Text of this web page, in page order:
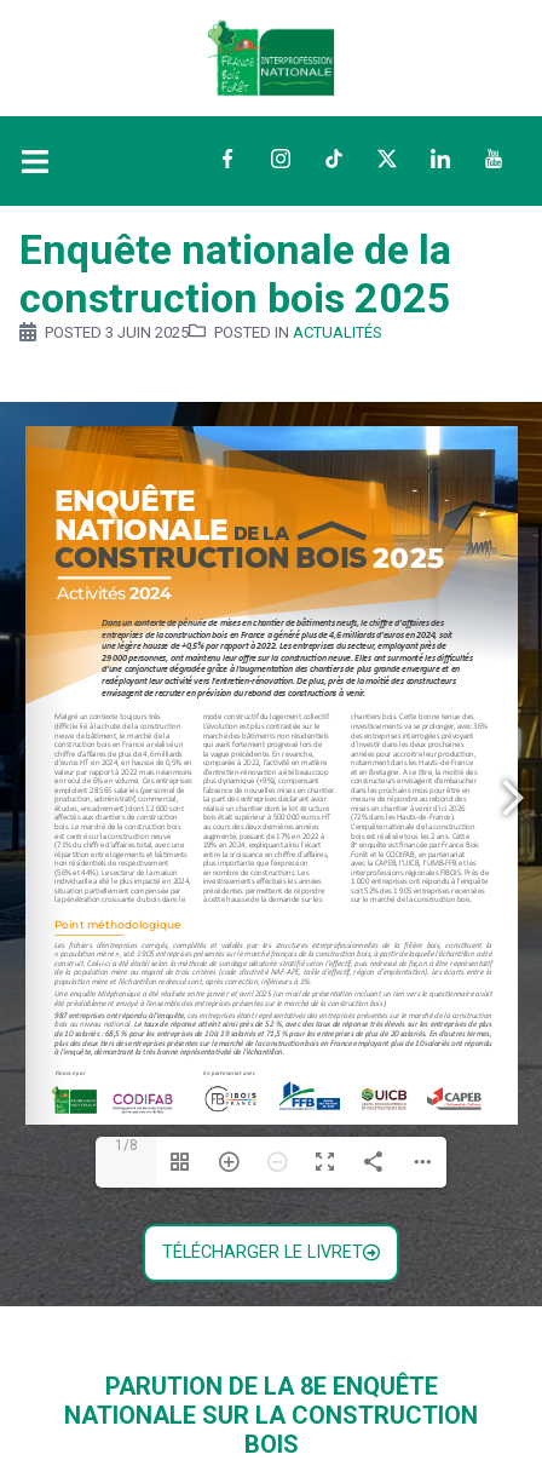
FacebookInstagramTikTokTwitterLinkedIn
Enquête nationale de la
construction bois 2025
POSTED 3 JUIN 2025 POSTED IN ACTUALITÉS
1/8
TÉLÉCHARGER LE LIVRET
PARUTION DE LA 8E ENQUÊTE
NATIONALE SUR LA CONSTRUCTION
BOIS